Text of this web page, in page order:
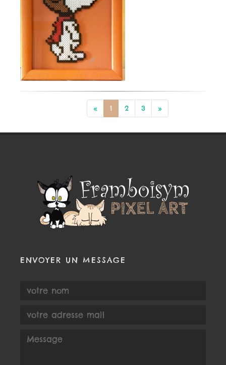
« 1 2 3 »
ENVOYER UN MESSAGE